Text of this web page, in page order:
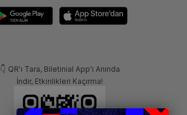
👇 QR'ı Tara, Biletinial App'i Anında
İndir, Etkinlikleri Kaçırma!